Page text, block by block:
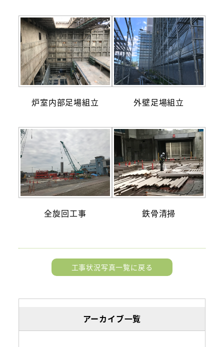
アーカイブ一覧
炉室内部足場組立 外壁足場組立
全旋回工事 鉄骨清掃
工事状況写真一覧に戻る